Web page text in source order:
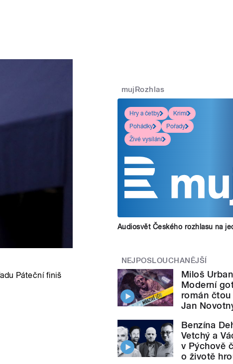
Páteční finiš
mujRozhlas
Hry a četby
Krimi
Pohádky
Pořady
Živé vysílání
Audiosvět Českého rozhlasu na
NEJPOSLOUCHANĚJŠÍ
Miloš
Moderní
román
Jan
Benzína
Vetchý a
v Pýchově
o životě